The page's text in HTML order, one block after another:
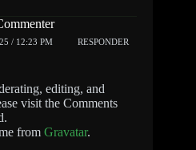
/ 12:23 PM RESPONDER
editing, and
visit the Comments
from Gravatar.